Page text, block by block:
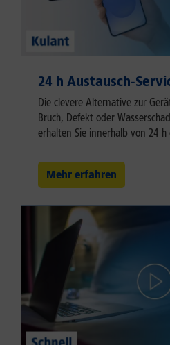
24 h Austausch-
Die clevere Alternative zur
Bruch, Defekt oder
erhalten Sie innerhalb von 24 h
Mehr erfahren